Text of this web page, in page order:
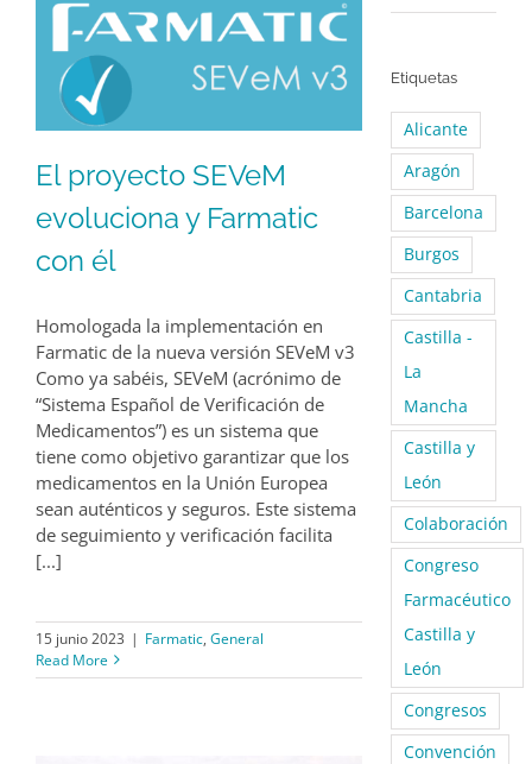
El proyecto SEVeM
evoluciona y Farmatic
con él
Homologada la implementación en
Farmatic de la nueva versión SEVeM v3
Como ya sabéis, SEVeM (acrónimo de
“Sistema Español de Verificación de
Medicamentos”) es un sistema que
tiene como objetivo garantizar que los
medicamentos en la Unión Europea
sean auténticos y seguros. Este sistema
de seguimiento y verificación facilita
[...]
15 junio 2023 | Farmatic, General
Read More
Etiquetas
Alicante
Aragón
Barcelona
Burgos
Cantabria
Castilla -
La
Mancha
Castilla y
León
Colaboración
Congreso
Farmacéutico
Castilla y
León
Congresos
Convención